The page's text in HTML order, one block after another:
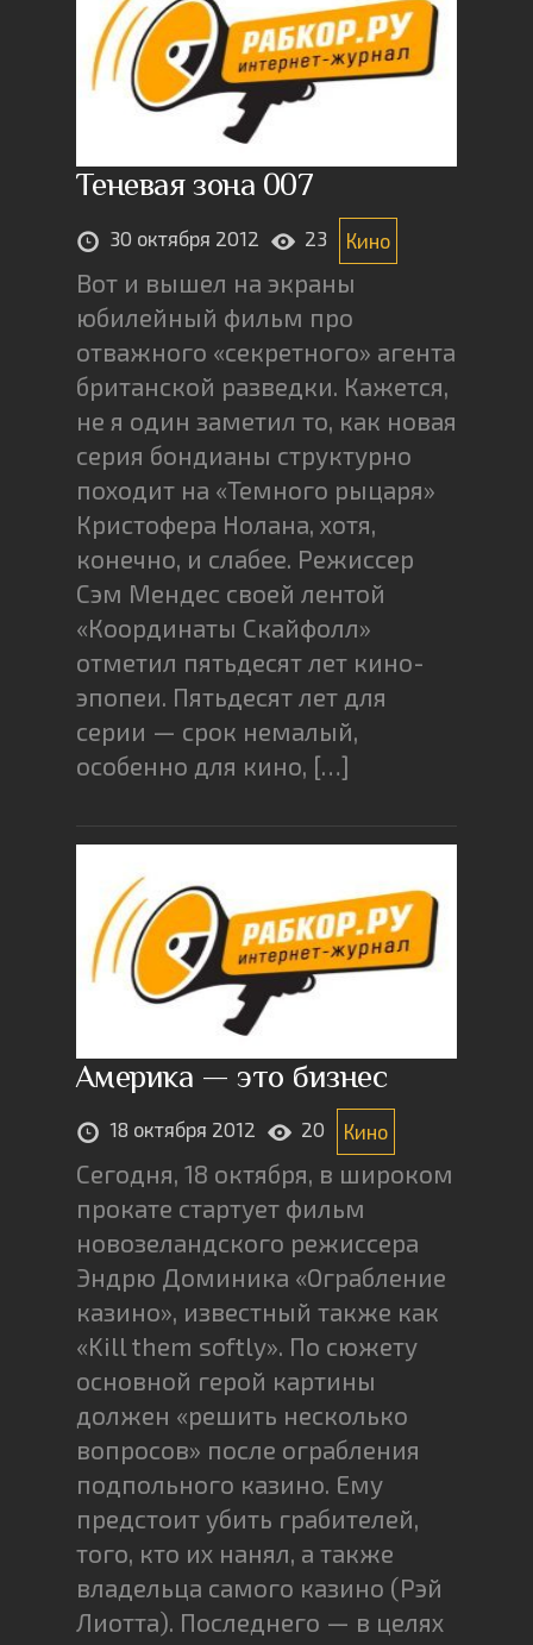
Теневая зона 007
30 октября 2012 23 Кино
Вот и вышел на экраны
юбилейный фильм про
отважного «секретного» агента
британской разведки. Кажется,
не я один заметил то, как новая
серия бондианы структурно
походит на «Темного рыцаря»
Кристофера Нолана, хотя,
конечно, и слабее. Режиссер
Сэм Мендес своей лентой
«Координаты Скайфолл»
отметил пятьдесят лет кино-
эпопеи. Пятьдесят лет для
серии — срок немалый,
особенно для кино, […]
Америка — это бизнес
18 октября 2012 20 Кино
Сегодня, 18 октября, в широком
прокате стартует фильм
новозеландского режиссера
Эндрю Доминика «Ограбление
казино», известный также как
«Kill them softly». По сюжету
основной герой картины
должен «решить несколько
вопросов» после ограбления
подпольного казино. Ему
предстоит убить грабителей,
того, кто их нанял, а также
владельца самого казино (Рэй
Лиотта). Последнего — в целях